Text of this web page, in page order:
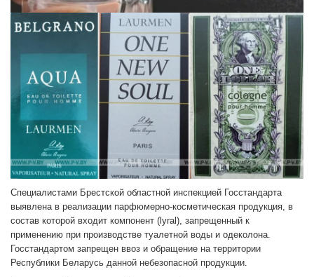
Специалистами Брестской областной инспекцией Госстандарта
выявлена в реализации парфюмерно-косметическая продукция, в
состав которой входит компонент (lyral), запрещенный к
применению при производстве туалетной воды и одеколона.
Госстандартом запрещен ввоз и обращение на территории
Республики Беларусь данной небезопасной продукции.